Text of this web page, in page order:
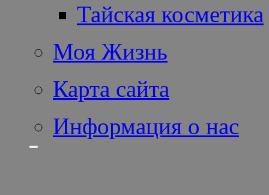
Тайская косметика
Моя Жизнь
Карта сайта
Информация о нас